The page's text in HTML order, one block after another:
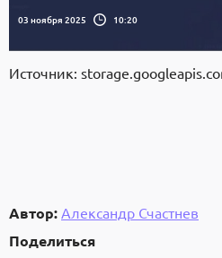
03 ноября 2025 10:20
Источник:
Автор: Александр Счастнев
Поделиться